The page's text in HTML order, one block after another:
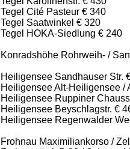
Tegel Cité Pasteur € 340
Tegel Saatwinkel € 320
Tegel HOKA-Siedlung € 240
Konradshöhe Rohrweih- /
Heiligensee Sandhauser Str.
Heiligensee Alt-Heiligensee /
Heiligensee Ruppiner
Heiligensee Beyschlagstr. €
Heiligensee Regenwalder
Frohnau Maximiliankorso /